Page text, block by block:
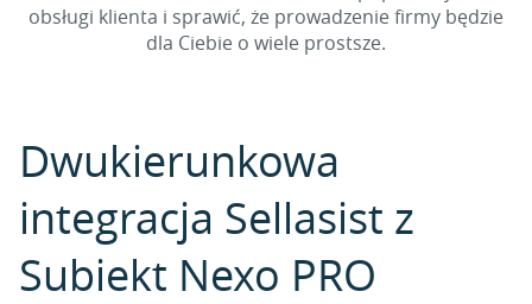
obsługi klienta i sprawić, że prowadzenie firmy będzie
dla Ciebie o wiele prostsze.
Dwukierunkowa
integracja Sellasist z
Subiekt Nexo PRO